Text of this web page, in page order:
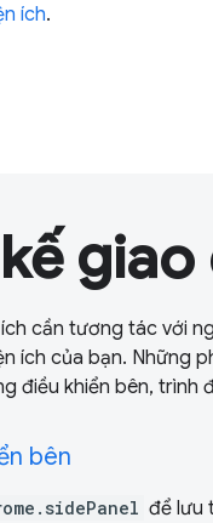
ích.
cần tương tác với
ích của bạn. Những
điều khiển bên, trình
bên
để lưu